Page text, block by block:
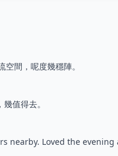
間，呢度幾穩陣。
值得去。
nearby. Loved the